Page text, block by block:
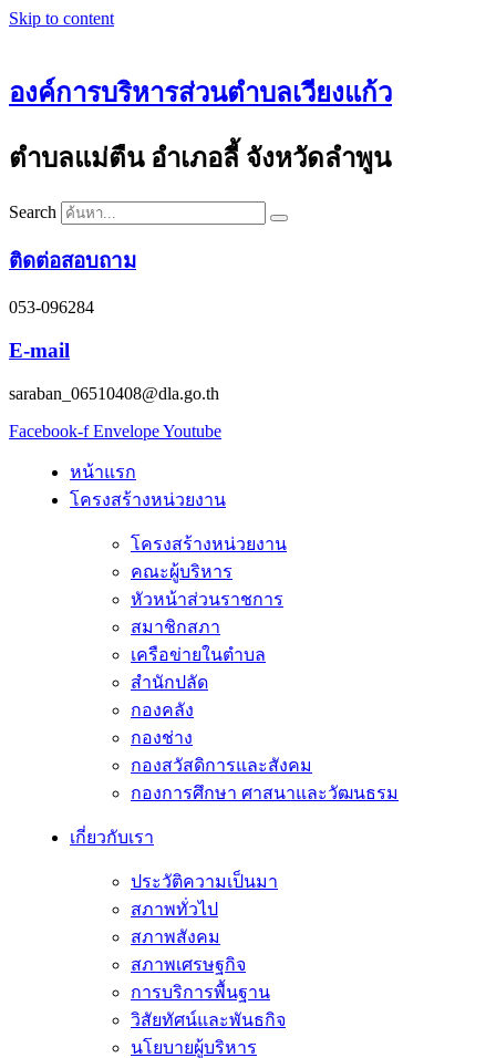
Skip to content
องค์การบริหารส่วนตำบลเวียงแก้ว
ตำบลแม่ตืน อำเภอลี้ จังหวัดลำพูน
Search
ติดต่อสอบถาม
053-096284
E-mail
saraban_06510408@dla.go.th
Facebook-f EnvelopeYoutube
หน้าแรก
โครงสร้างหน่วยงาน
โครงสร้างหน่วยงาน
คณะผู้บริหาร
หัวหน้าส่วนราชการ
สมาชิกสภา
เครือข่ายในตำบล
สำนักปลัด
กองคลัง
กองช่าง
กองสวัสดิการและสังคม
กองการศึกษา ศาสนาและวัฒนธรม
เกี่ยวกับเรา
ประวัติความเป็นมา
สภาพทั่วไป
สภาพสังคม
สภาพเศรษฐกิจ
การบริการพื้นฐาน
วิสัยทัศน์และพันธกิจ
นโยบายผู้บริหาร